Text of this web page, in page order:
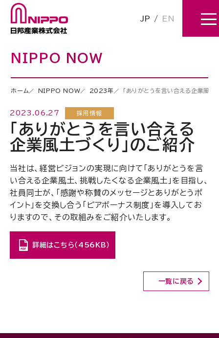
JP / EN
NIPPO NOW
ホーム NIPPO NOW 2023年 「ありがとうを言い合える企業風土
2023.06.27 採用情報
「ありがとうを言い合える
企業風土づくり」のご紹介
当社は、経営ビジョンの実現に向けて「ありがとうを言
い合える企業風土、挑戦したくなる企業風土」を目指し、
社員同士が、「感謝や称賛のメッセージとありがとうポ
イント」を交換し合う「ピアボーナス制度」を導入してお
りますので、その取組みをご紹介いたします。
詳細はこちら（456KB）
一覧に戻る